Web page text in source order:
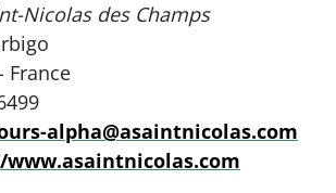
Nicolas des Champs
France
alpha@asaintnicolas.com